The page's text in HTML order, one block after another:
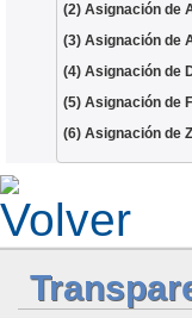
(2) Asignación de
(3) Asignación de
(4) Asignación de
(5) Asignación de
(6) Asignación de